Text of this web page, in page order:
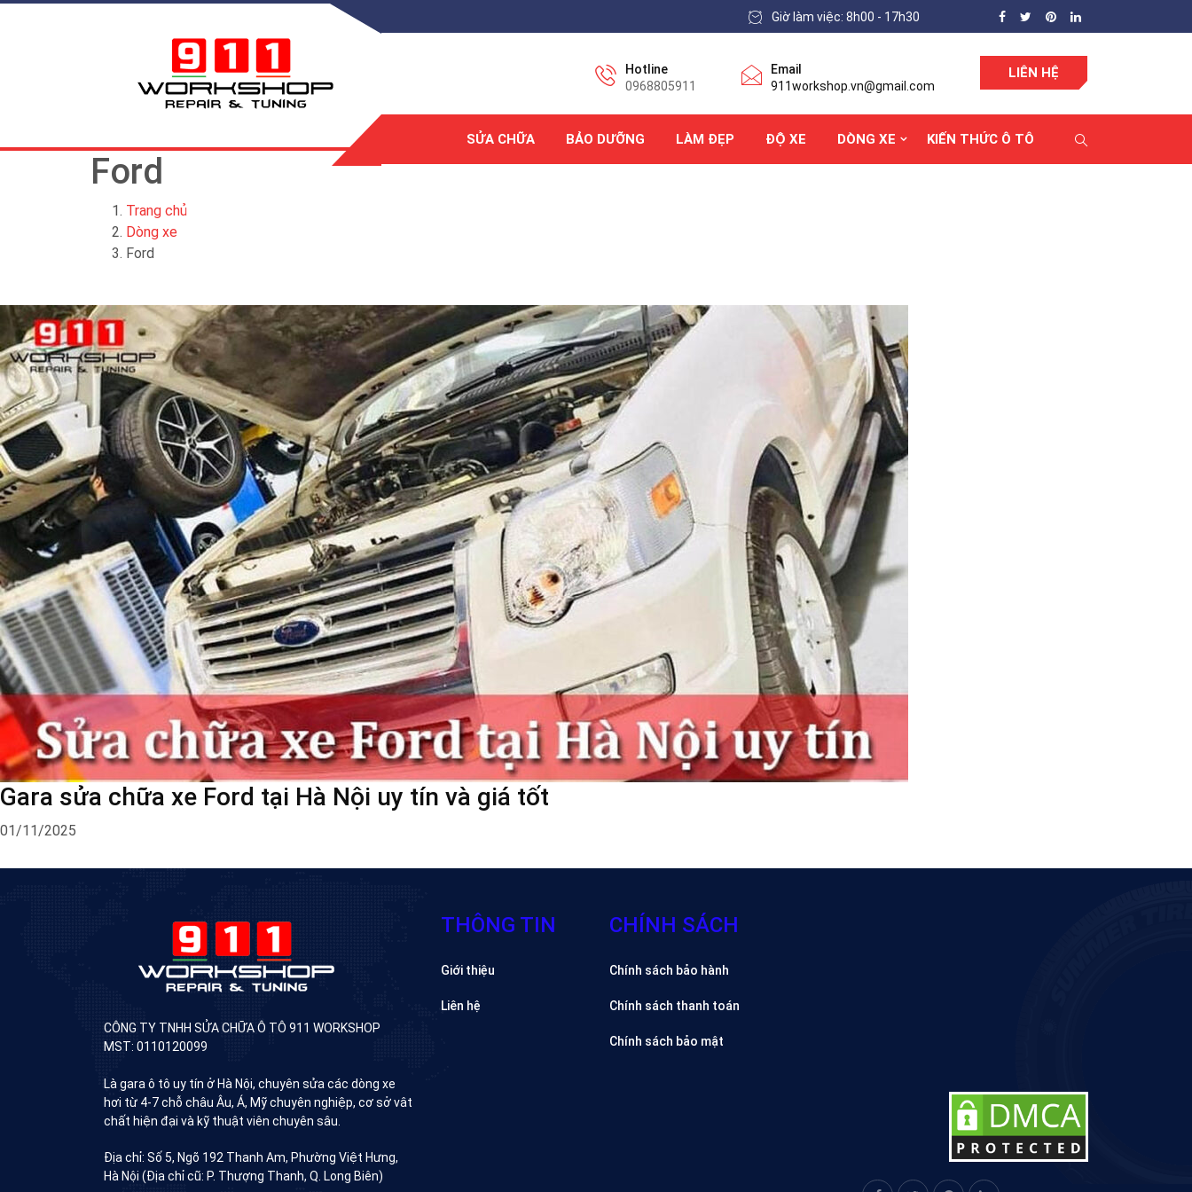
Giờ làm việc: 8h00 - 17h30
Hotline
0968805911
Email
911workshop.vn@gmail.com
LIÊN HỆ
SỬA CHỮA BẢO DƯỠNG LÀM ĐẸP ĐỘ XE DÒNG XE KIẾN THỨC Ô TÔ
Ford
Trang chủ
Dòng xe
Ford
Gara sửa chữa xe Ford tại Hà Nội uy tín và giá tốt
01/11/2025
CÔNG TY TNHH SỬA CHỮA Ô TÔ 911 WORKSHOP
MST: 0110120099
Là gara ô tô uy tín ở Hà Nội, chuyên sửa các dòng xe
hơi từ 4-7 chỗ châu Âu, Á, Mỹ chuyên nghiệp, cơ sở vât
chất hiện đại và kỹ thuật viên chuyên sâu.
Địa chỉ: Số 5, Ngõ 192 Thanh Am, Phường Việt Hưng,
Hà Nội (Địa chỉ cũ: P. Thượng Thanh, Q. Long Biên)
THÔNG TIN
Giới thiệu
Liên hệ
CHÍNH SÁCH
Chính sách bảo hành
Chính sách thanh toán
Chính sách bảo mật